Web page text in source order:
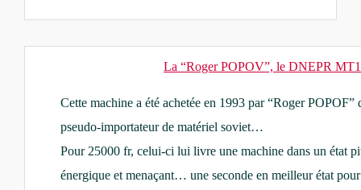
La “Roger POPOV”, le DNEPR
Cette machine a été achetée en 1993 par “Roger
pseudo-importateur de matériel soviet…
Pour 25000 fr, celui-ci lui livre une machine dans un état
énergique et menaçant… une seconde en meilleur état